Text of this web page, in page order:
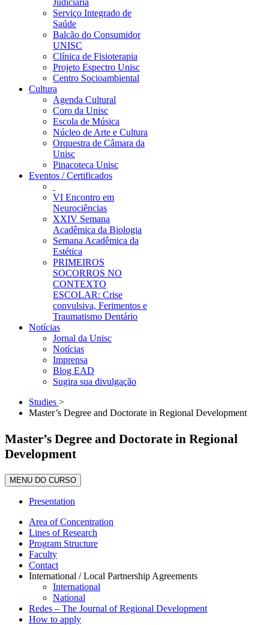
Judiciária
Serviço Integrado de
Saúde
Balcão do Consumidor
UNISC
Clínica de Fisioterapia
Projeto Espectro Unisc
Centro Socioambiental
Cultura
Agenda Cultural
Coro da Unisc
Escola de Música
Núcleo de Arte e Cultura
Orquestra de Câmara da
Unisc
Pinacoteca Unisc
Eventos / Certificados
VI Encontro em
Neurociências
XXIV Semana
Acadêmica da Biologia
Semana Acadêmica da
Estética
PRIMEIROS
SOCORROS NO
CONTEXTO
ESCOLAR: Crise
convulsiva, Ferimentos e
Traumatismo Dentário
Notícias
Jornal da Unisc
Notícias
Imprensa
Blog EAD
Sugira sua divulgação
Studies >
Master’s Degree and Doctorate in Regional Development
Master’s Degree and Doctorate in Regional
Development
MENU DO CURSO
Presentation
Area of Concentration
Lines of Research
Program Structure
Faculty
Contact
International / Local Partnership Agreements
International
National
Redes – The Journal of Regional Development
How to apply